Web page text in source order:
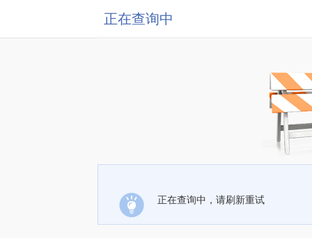
正在查询中
正在查询中，请刷新重试